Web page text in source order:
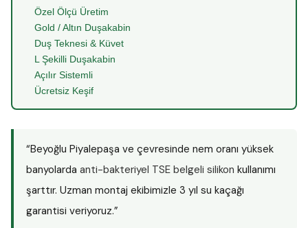
Özel Ölçü Üretim
Gold / Altın Duşakabin
Duş Teknesi & Küvet
L Şekilli Duşakabin
Açılır Sistemli
Ücretsiz Keşif
“Beyoğlu Piyalepaşa ve çevresinde nem oranı yüksek
banyolarda anti-bakteriyel TSE belgeli silikon kullanımı
şarttır. Uzman montaj ekibimizle 3 yıl su kaçağı
garantisi veriyoruz.”